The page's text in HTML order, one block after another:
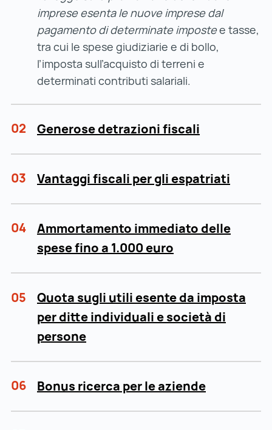
imprese esenta le nuove imprese dal
pagamento di determinate impostee tasse,
tra cui le spese giudiziarie e di bollo,
l’imposta sull’acquisto di terreni e
determinati contributi salariali.
02 Generose detrazioni fiscali
03 Vantaggi fiscali per gli espatriati
04
Ammortamento immediato delle
spese fino a 1.000 euro
05
Quota sugli utili esente da imposta
per ditte individuali e società di
persone
06 Bonus ricerca per le aziende